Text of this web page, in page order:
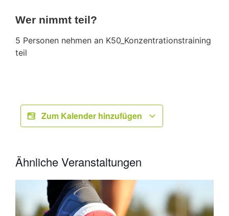
Wer nimmt teil?
5 Personen nehmen an K50_Konzentrationstraining
teil
Zum Kalender hinzufügen
Ähnliche Veranstaltungen